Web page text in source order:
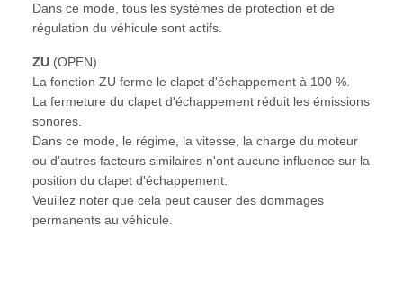
Dans ce mode, tous les systèmes de protection et de
régulation du véhicule sont actifs.
ZU (OPEN)
La fonction ZU ferme le clapet d'échappement à 100 %.
La fermeture du clapet d'échappement réduit les émissions
sonores.
Dans ce mode, le régime, la vitesse, la charge du moteur
ou d'autres facteurs similaires n'ont aucune influence sur la
position du clapet d'échappement.
Veuillez noter que cela peut causer des dommages
permanents au véhicule.